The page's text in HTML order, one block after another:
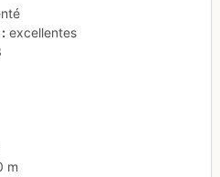
excellentes
m